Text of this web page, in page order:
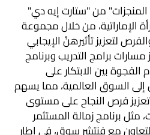
المنجزات" من "ستارت إيه دي"
من خلال مجموعة
لتعزيز تأثيرهنّ الإيجابي
برامج التدريب وبرنامج
بين الابتكار على
السوق العالمية، مما يسهم
فرص النجاح على مستوى
مثل برنامج زمالة المستثمر
مع فنتشر سوق، في إطار